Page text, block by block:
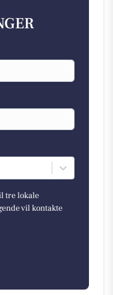
tre lokale
vil kontakte